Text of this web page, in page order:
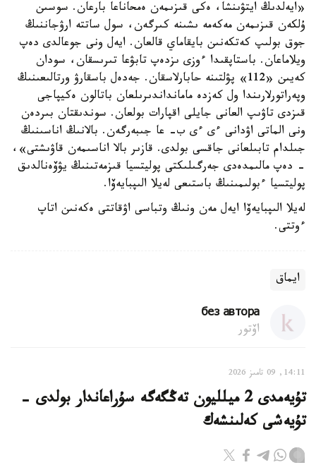
«ايەلدىڭ ايتۋىنشا، ەكى قىزىمەن ەمحاناعا بارعان. سوسىن
ۇلكەن قىزىمەن مەكەمە ىشىنە كىرگەن، سول ساتتە ارۋجاننىڭ
جوق بولىپ كەتكەنىن بايقاماي قالعان. ايەل ونى جوعالدى دەپ
ويلاماعان. باستاپقىدا ءوزى ىزدەپ تابۋعا تىرىسقان، سودان
كەيىن «112» پۋلتىنە حابارلاسقان. جەدەل باسقارۋ ورتالىعىنىڭ
وپەراتورلارىندا ول كەزدە مامانداندىرىلعان باتالون ەكيپاجى
قىزدى تاۋىپ العانى جايلى اقپارات بولعان. سوندىقتان بىردەن
ونى الماتى اۋدانى ءى ءى ب- عا جىبەرگەن. بالانىڭ اناسىنىڭ
جىلدام تابىلعانى جاقسى بولدى. قازىر بالا اناسىمەن قاۋىشتى»،
- دەپ مالىمدەدى جەرگىلىكتى پوليتسيا قىزمەتىنىڭ يۋۆەنالدىق
پوليتسيا ءبولىمىنىڭ باستىعى لەيلا الىپبايەۆا.
لەيلا الىپبايەۆا ايەل مەن ونىڭ وتباسى اۋقاتتى ەكەنىن اتاپ
ءوتتى.
ايماق
без автора
اۆتور
14:11, 09 تامىز 2026
تۇيەمدى 2 ميلليون تەڭگەگە سۇراعاندار بولدى -
تۇيەشى كەلىنشەك